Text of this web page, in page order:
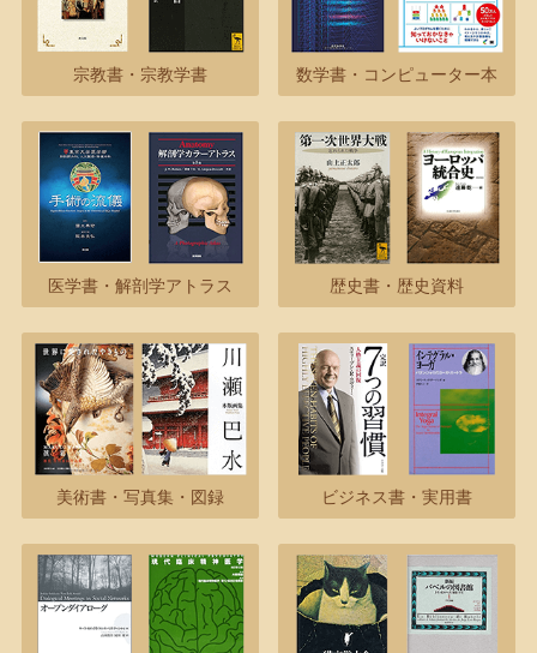
宗教書・宗教学書 数学書・コンピューター本
医学書・解剖学アトラス 歴史書・歴史資料
美術書・写真集・図録 ビジネス書・実用書